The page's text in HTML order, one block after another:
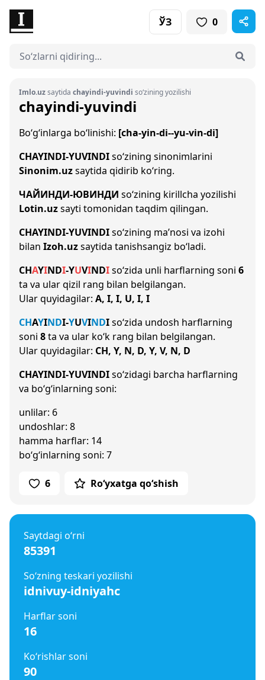
ЎЗ 0
Imlo.uzsaytida chayindi-yuvindi so‘zining yozilishi
chayindi-yuvindi
Bo‘g‘inlarga bo‘linishi: [cha-yin-di--yu-vin-di]
CHAYINDI-YUVINDIso‘zining sinonimlarini
Sinonim.uzsaytida qidirib ko‘ring.
ЧАЙИНДИ-ЮВИНДИ so‘zining kirillcha yozilishi
Lotin.uzsayti tomonidan taqdim qilingan.
CHAYINDI-YUVINDIso‘zining ma’nosi va izohi
bilan Izoh.uzsaytida tanishsangiz bo‘ladi.
CHAYINDI-YUVINDIso‘zida unli harflarning soni 6
ta va ular qizil rang bilan belgilangan.
Ular quyidagilar: A, I, I, U, I, I
CHAYINDI-YUVINDIso‘zida undosh harflarning
soni 8ta va ular ko‘k rang bilan belgilangan.
Ular quyidagilar: CH, Y, N, D, Y, V, N, D
CHAYINDI-YUVINDIso‘zidagi barcha harflarning
va bo‘g‘inlarning soni:
unlilar: 6
undoshlar: 8
hamma harflar: 14
bo‘g‘inlarning soni: 7
6 Ro‘yxatga qo‘shish
Saytdagi o‘rni
85391
So‘zning teskari yozilishi
idnivuy-idniyahc
Harflar soni
16
Ko‘rishlar soni
90